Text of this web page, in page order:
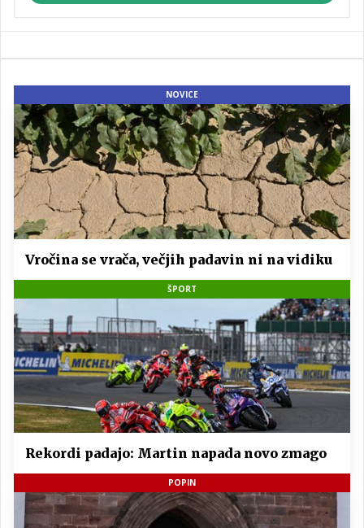
NOVICE
Vročina se vrača, večjih padavin ni na vidiku
ŠPORT
Rekordi padajo: Martin napada novo zmago
POPIN